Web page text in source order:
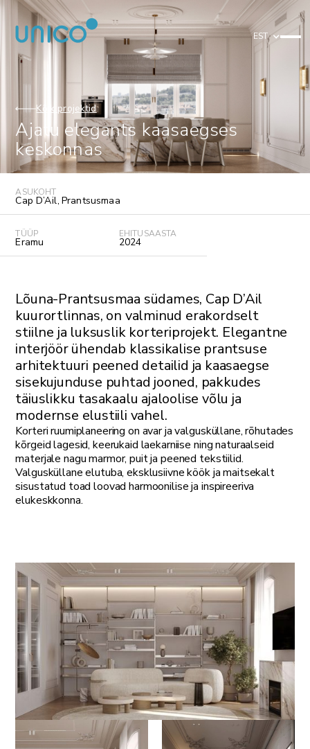
EST
Kõik projektid
Ajatu elegants kaasaegses
keskonnas
ASUKOHT
Cap D’Ail, Prantsusmaa
TÜÜP
Eramu
EHITUSAASTA
2024
Lõuna-Prantsusmaa südames, Cap D’Ail
kuurortlinnas, on valminud erakordselt
stiilne ja luksuslik korteriprojekt. Elegantne
interjöör ühendab klassikalise prantsuse
arhitektuuri peened detailid ja kaasaegse
sisekujunduse puhtad jooned, pakkudes
täiuslikku tasakaalu ajaloolise võlu ja
modernse elustiili vahel.
Korteri ruumiplaneering on avar ja valgusküllane, rõhutades
kõrgeid lagesid, keerukaid laekarniise ning naturaalseid
materjale nagu marmor, puit ja peened tekstiilid.
Valgusküllane elutuba, eksklusiivne köök ja maitsekalt
sisustatud toad loovad harmoonilise ja inspireeriva
elukeskkonna.